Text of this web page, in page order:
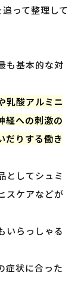
って整理して
も基本的な対
乳酸アルミニ
経への刺激の
だりする働き
としてシュミ
スケアなどが
いらっしゃる
症状に合った